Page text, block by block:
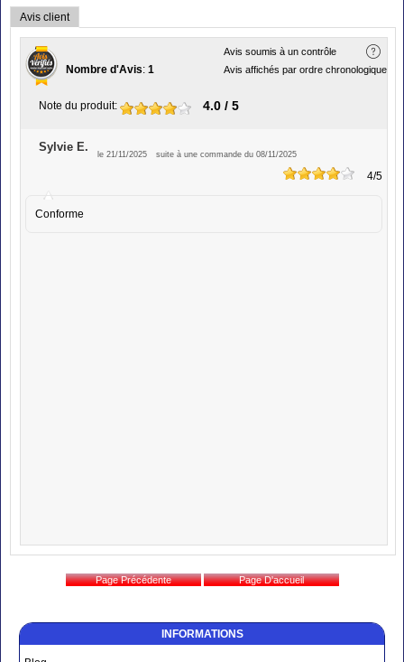
INFORMATIONS
Avis client
Avis soumis à un contrôle
Avis affichés par ordre chronologique
Nombre d'Avis: 1
Note du produit: 4.0 / 5
Sylvie E.
le 21/11/2025 suite à une commande du 08/11/2025
4/5
Conforme